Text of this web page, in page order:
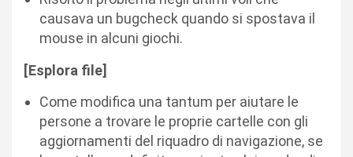
causava un bugcheck quando si spostava il
mouse in alcuni giochi.
[Esplora file]
Come modifica una tantum per aiutare le
persone a trovare le proprie cartelle con gli
aggiornamenti del riquadro di navigazione, se